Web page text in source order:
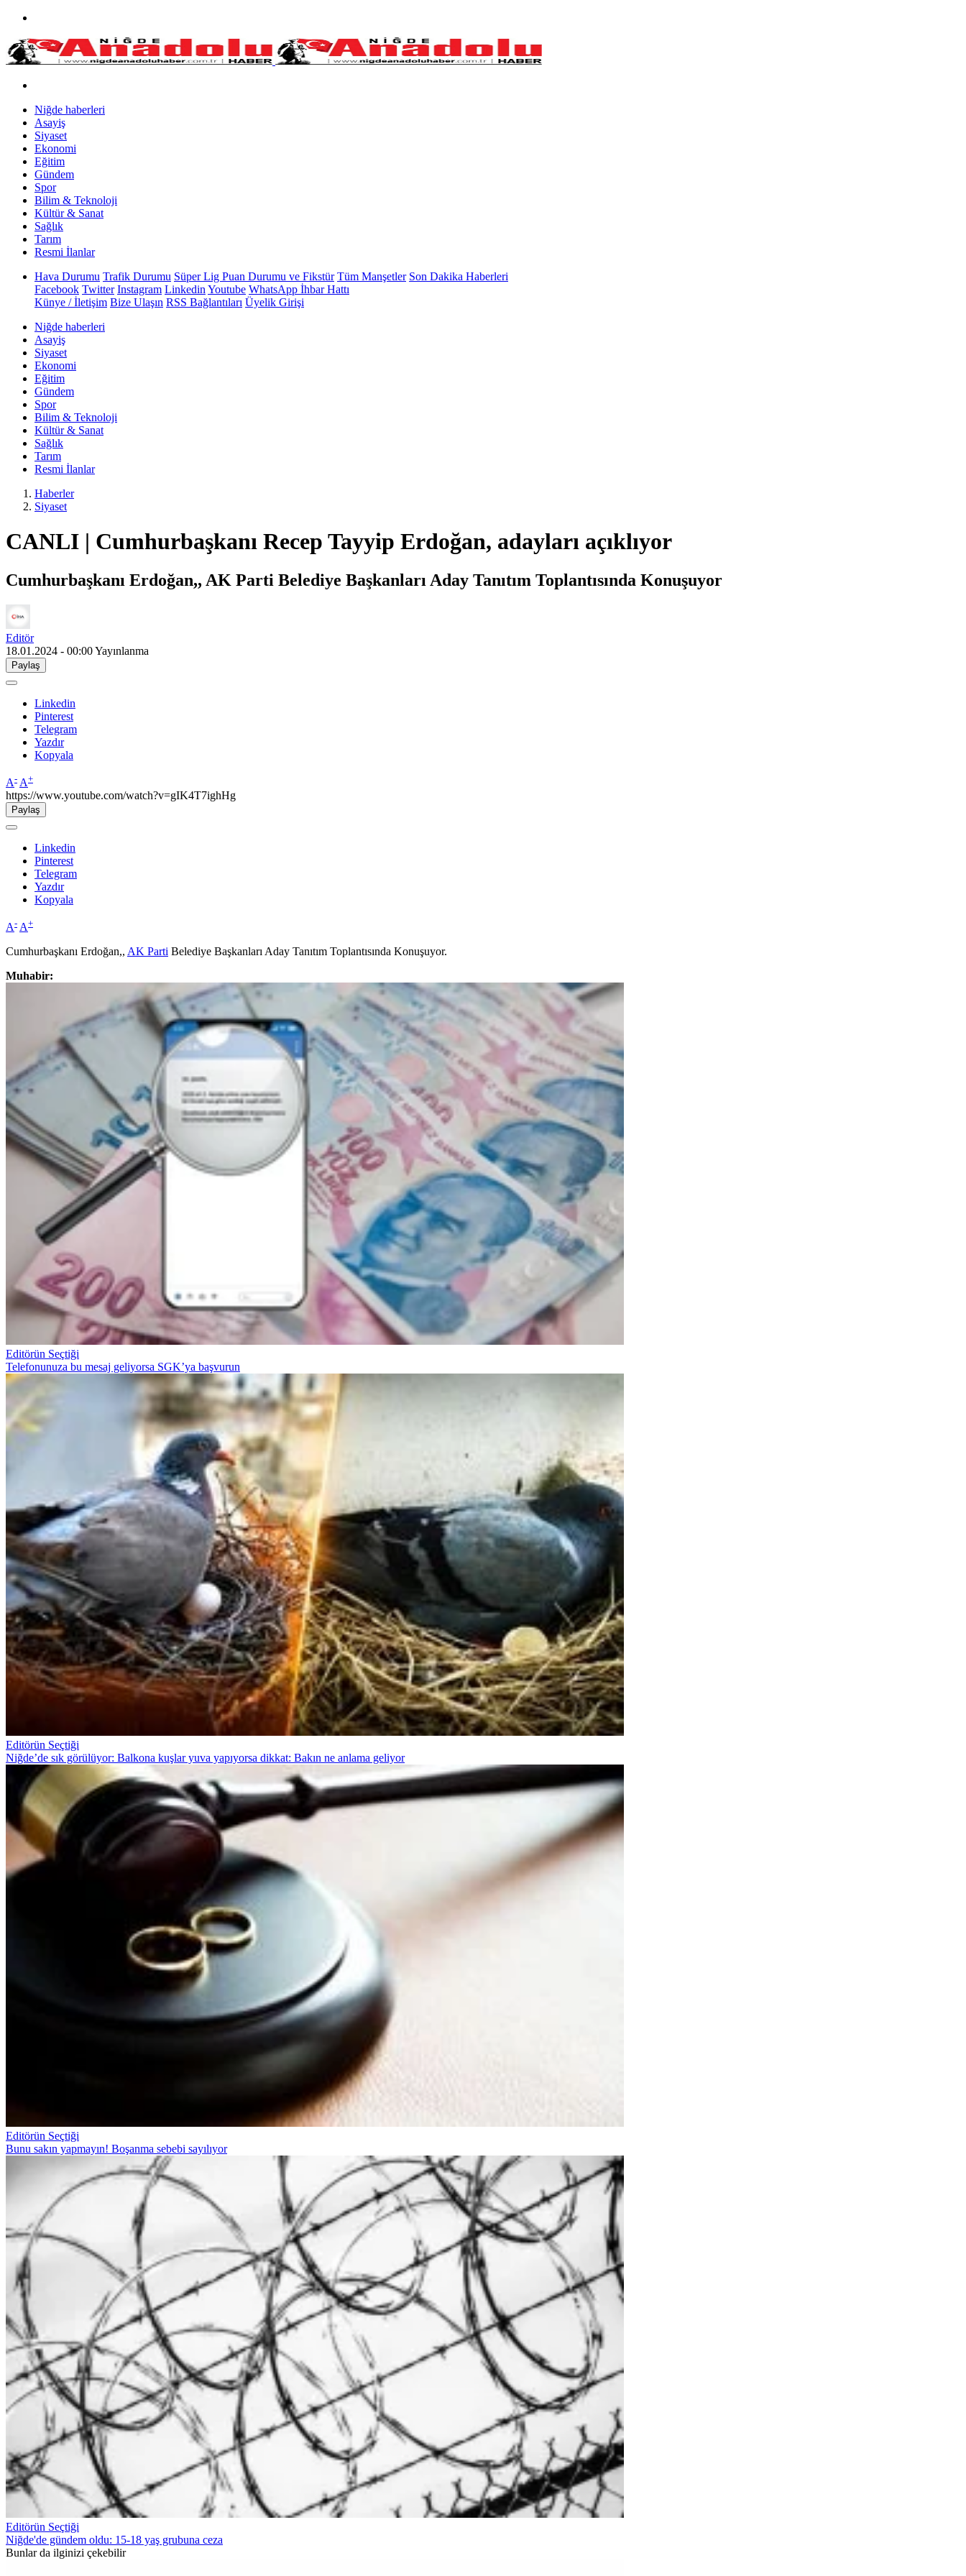
Niğde haberleri
Asayiş
Siyaset
Ekonomi
Eğitim
Gündem
Spor
Bilim & Teknoloji
Kültür & Sanat
Sağlık
Tarım
Resmi İlanlar
Hava Durumu Trafik Durumu Süper Lig Puan Durumu ve Fikstür Tüm Manşetler Son Dakika Haberleri
Facebook Twitter Instagram Linkedin Youtube WhatsApp İhbar Hattı
Künye / İletişim Bize Ulaşın RSS Bağlantıları Üyelik Girişi
Niğde haberleri
Asayiş
Siyaset
Ekonomi
Eğitim
Gündem
Spor
Bilim & Teknoloji
Kültür & Sanat
Sağlık
Tarım
Resmi İlanlar
Haberler
Siyaset
CANLI | Cumhurbaşkanı Recep Tayyip Erdoğan, adayları açıklıyor
Cumhurbaşkanı Erdoğan,, AK Parti Belediye Başkanları Aday Tanıtım Toplantısında Konuşuyor
Editör
18.01.2024 - 00:00Yayınlanma
Paylaş
Linkedin
Pinterest
Telegram
Yazdır
Kopyala
A- A+
https://www.youtube.com/watch?v=gIK4T7ighHg
Paylaş
Linkedin
Pinterest
Telegram
Yazdır
Kopyala
A- A+
Cumhurbaşkanı Erdoğan,, AK Parti Belediye Başkanları Aday Tanıtım Toplantısında Konuşuyor.
Muhabir:
Editörün Seçtiği
Telefonunuza bu mesaj geliyorsa SGK’ya başvurun
Editörün Seçtiği
Niğde’de sık görülüyor: Balkona kuşlar yuva yapıyorsa dikkat: Bakın ne anlama geliyor
Editörün Seçtiği
Bunu sakın yapmayın! Boşanma sebebi sayılıyor
Editörün Seçtiği
Niğde'de gündem oldu: 15-18 yaş grubuna ceza
Bunlar da ilginizi çekebilir